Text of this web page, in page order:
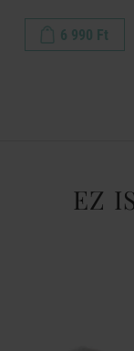
6 990 Ft
EZ